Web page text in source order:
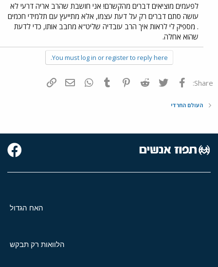
לפעמים מוציאים דברים מהקשרם! אני חושבת שהרב אריה דרעי לא
עושה סתם דברים רק על דעת עצמו, אלא מתייעץ עם תלמידי חכמים
. מספיק לי לראות איך הרב עובדיה שליט"א מחבב אותו, כדי לדעת
שהוא אחלה.
You must log in or register to reply here.
Share: פייסבוק Twitter
Reddit
Pinterest
Tumblr
WhatsAppדואר אלקטרוני
העולם החרדי
האח הגדול
הלוואות רק תבקש